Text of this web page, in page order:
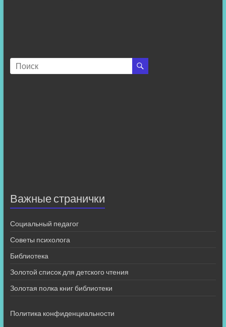
Важные странички
Социальный педагог
Советы психолога
Библиотека
Золотой список для детского чтения
Золотая полка книг библиотеки
Политика конфиденциальности